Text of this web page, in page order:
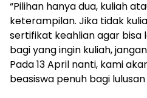
“Pilihan hanya dua, kuliah
keterampilan. Jika tidak
sertifikat keahlian agar bisa
bagi yang ingin kuliah,
Pada 13 April nanti, kami
beasiswa penuh bagi lulusan